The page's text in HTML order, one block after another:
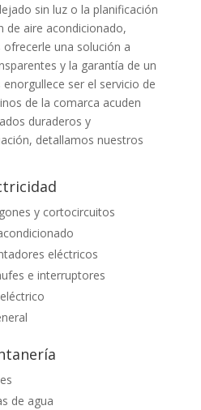
sin luz o la planificación
de aire acondicionado,
una solución a
y la garantía de un
ser el servicio de
de la comarca acuden
duraderos y
detallamos nuestros
y cortocircuitos
eléctricos
e interruptores
de agua